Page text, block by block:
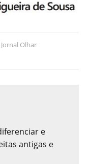
Jornal Olhar
e
antigas e